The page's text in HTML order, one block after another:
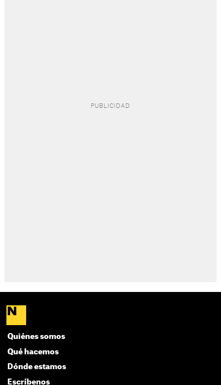
Quiénes somos
Qué hacemos
Dónde estamos
Escríbenos